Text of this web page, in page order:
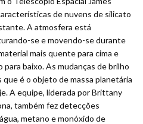
de nuvens de silicato
A atmosfera está
se e movendo-se durante
mais quente para cima e
baixo. As mudanças de brilho
é o objeto de massa planetária
A equipe, liderada por Brittany
também fez detecções
metano e monóxido de